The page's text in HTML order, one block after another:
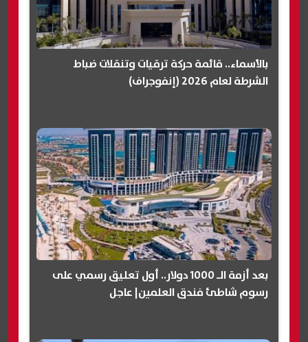
بالأسماء.. قائمة حركة ترقيات وتنقلات ضباط
الشرطة لعام 2026 (إنفوجراف)
بعد أزمة الـ 1000 دولار.. أول تعليق رسمي على
رسوم شاطئ فندق العلمين| عاجل